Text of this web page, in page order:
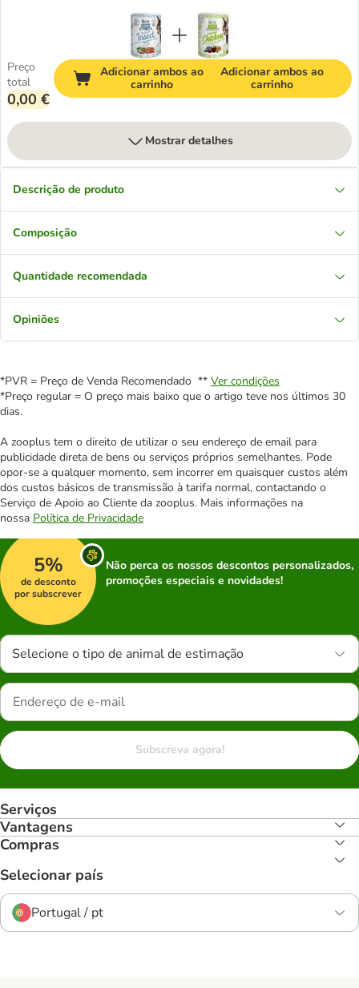
Preço
total
0,00 €
Adicionar ambos ao
carrinho
Adicionar ambos ao
carrinho
Mostrar detalhes
Descrição de produto
Composição
Quantidade recomendada
Opiniões
*PVR = Preço de Venda Recomendado ** Ver condições
*Preço regular = O preço mais baixo que o artigo teve nos últimos 30
dias.
A zooplus tem o direito de utilizar o seu endereço de email para
publicidade direta de bens ou serviços próprios semelhantes. Pode
opor-se a qualquer momento, sem incorrer em quaisquer custos além
dos custos básicos de transmissão à tarifa normal, contactando o
Serviço de Apoio ao Cliente da zooplus. Mais informações na
nossa Política de Privacidade
5%
de desconto
por subscrever
Não perca os nossos descontos personalizados,
promoções especiais e novidades!
Selecione o tipo de animal de estimação
Subscreva agora!
Serviços
Vantagens
Compras
Selecionar país
Portugal / pt